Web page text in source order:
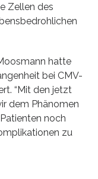
Zellen des
hatte
bei CMV-
“Mit den jetzt
dem Phänomen
noch
zu